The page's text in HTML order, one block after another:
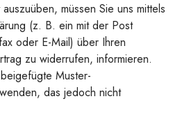
müssen Sie uns mittels
(z. B. ein mit der Post
oder E-Mail) über Ihren
zu widerrufen, informieren.
Muster-
das jedoch nicht